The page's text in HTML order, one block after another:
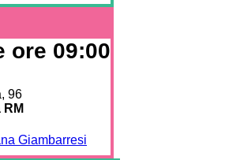
ore 09:00
96
Giambarresi